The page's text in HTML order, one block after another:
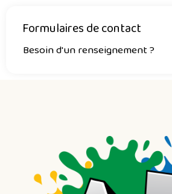
Formulaires de contact
Besoin d'un renseignement ?